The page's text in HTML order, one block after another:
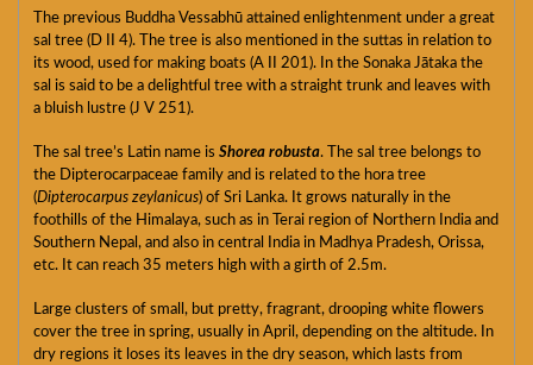
The previous Buddha Vessabhū attained enlightenment under a great
sal tree (D II 4). The tree is also mentioned in the suttas in relation to
its wood, used for making boats (A II 201). In the Sonaka Jātaka the
sal is said to be a delightful tree with a straight trunk and leaves with
a bluish lustre (J V 251).
The sal tree’s Latin name is Shorea robusta. The sal tree belongs to
the Dipterocarpaceae family and is related to the hora tree
(Dipterocarpus zeylanicus) of Sri Lanka. It grows naturally in the
foothills of the Himalaya, such as in Terai region of Northern India and
Southern Nepal, and also in central India in Madhya Pradesh, Orissa,
etc. It can reach 35 meters high with a girth of 2.5m.
Large clusters of small, but pretty, fragrant, drooping white flowers
cover the tree in spring, usually in April, depending on the altitude. In
dry regions it loses its leaves in the dry season, which lasts from